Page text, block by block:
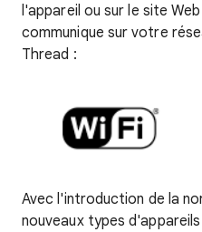
l'appareil ou sur le site
communique sur votre
Thread :
Avec l'introduction de la
nouveaux types